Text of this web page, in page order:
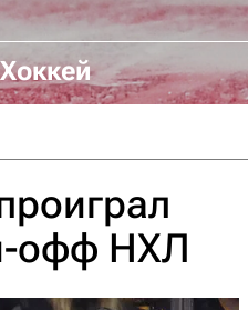
Хоккей
офф НХЛ